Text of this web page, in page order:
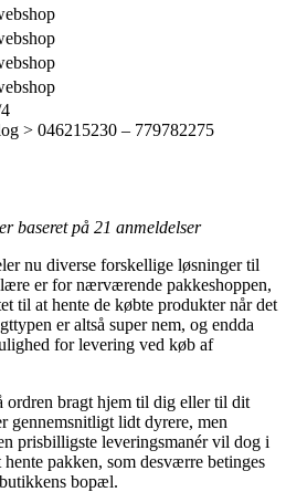
> 046215230 – 779782275
baseret på 21 anmeldelser
nu diverse forskellige løsninger til
er for nærværende pakkeshoppen,
til at hente de købte produkter når det
er altså super nem, og endda
for levering ved køb af
ordren bragt hjem til dig eller til dit
gennemsnitligt lidt dyrere, men
prisbilligste leveringsmanér vil dog i
pakken, som desværre betinges
bopæl.